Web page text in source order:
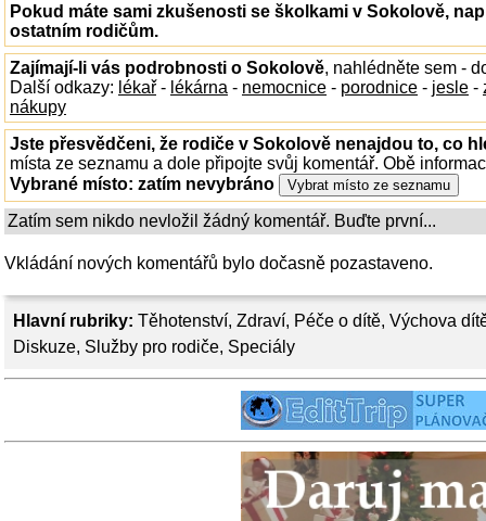
Hlavní rubriky: Těhotenství, Zdraví, Péče o dítě, Výchova
Diskuze, Služby pro rodiče, Speciály
Pokud máte sami zkušenosti se školkami v Sokolově,
ostatním rodičům.
Zajímají-li vás podrobnosti o Sokolově, nahlédněte sem -
Další odkazy: lékař - lékárna - nemocnice - porodnice - jesle -
nákupy
Jste přesvědčeni, že rodiče v Sokolově nenajdou to, co
místa ze seznamu a dole připojte svůj komentář. Obě
Vybrané místo: zatím nevybráno
Zatím sem nikdo nevložil žádný komentář. Buďte první...
Vkládání nových komentářů bylo dočasně pozastaveno.